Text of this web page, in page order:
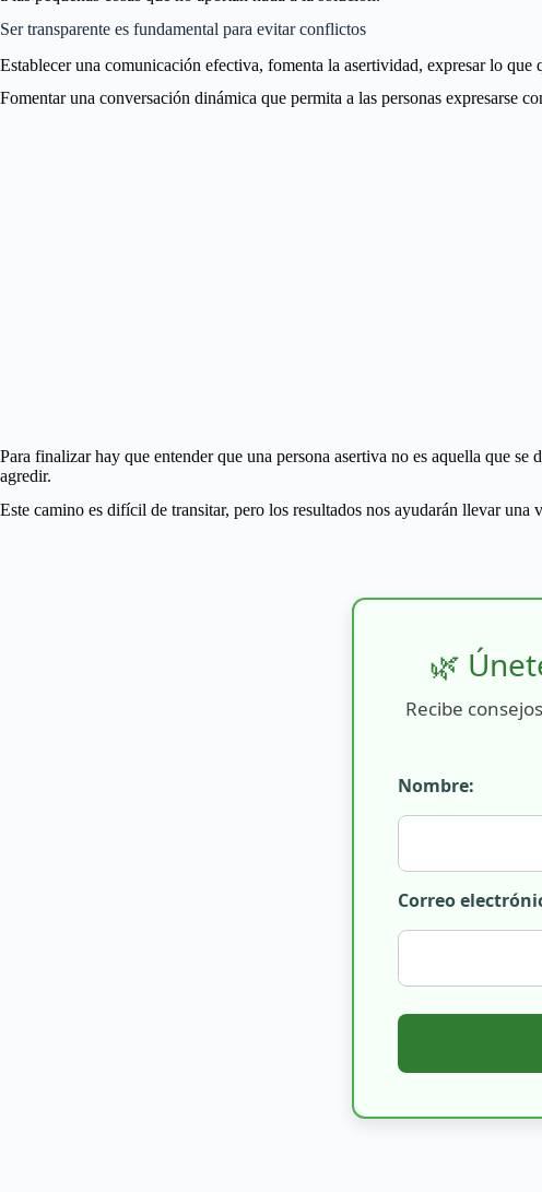
Ser transparente es fundamental para evitar conflictos
Establecer una comunicación efectiva, fomenta la asertividad, expresar lo
Fomentar una conversación dinámica que permita a las personas expresarse
Para finalizar hay que entender que una persona asertiva no es aquella que
agredir.
Este camino es difícil de transitar, pero los resultados nos ayudarán llevar
🌿
Recibe
Nombre:
Correo